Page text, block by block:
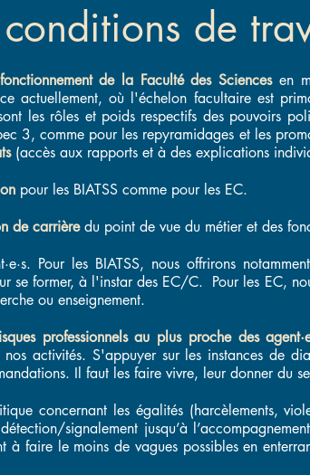
conditions de
de la Faculté des Sciencesen
actuellement, où l'échelon facultaire est
les rôles et poids respectifs des pouvoirs
3, comme pourles repyramidages et les
(accès aux rapports et à des explications
pour les BIATSS comme pour les EC.
de carrièredu point de vue du métier et des
Pour les BIATSS, nous offrirons
se former, à l'instar des EC/C. Pour les EC,
ou enseignement.
professionnels au plus proche des
activités. S'appuyer sur les instances de
Il faut les faire vivre, leur donner du
concernant les égalités (harcèlements,
signalement jusqu’à
à faire le moins de vagues possibles en